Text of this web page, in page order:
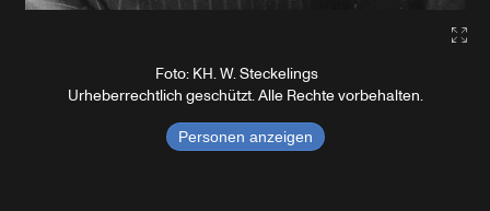
Foto: KH. W. Steckelings
Urheberrechtlich geschützt. Alle Rechte vorbehalten.
Personen anzeigen